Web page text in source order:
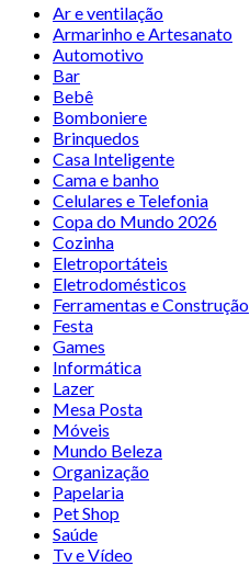
Ar e ventilação
Armarinho e Artesanato
Automotivo
Bar
Bebê
Bomboniere
Brinquedos
Casa Inteligente
Cama e banho
Celulares e Telefonia
Copa do Mundo 2026
Cozinha
Eletroportáteis
Eletrodomésticos
Ferramentas e Construção
Festa
Games
Informática
Lazer
Mesa Posta
Móveis
Mundo Beleza
Organização
Papelaria
Pet Shop
Saúde
Tv e Vídeo